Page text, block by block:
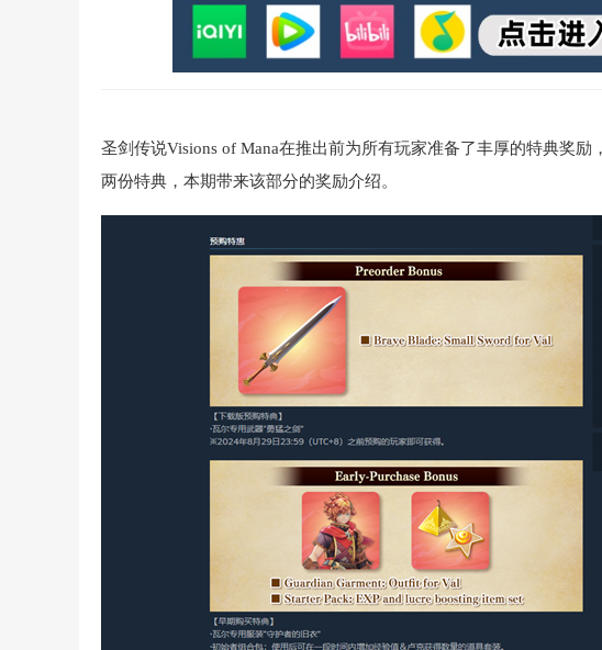
圣剑传说Visions of Mana在推出前为所有玩家准备了丰厚的特典奖
两份特典，本期带来该部分的奖励介绍。